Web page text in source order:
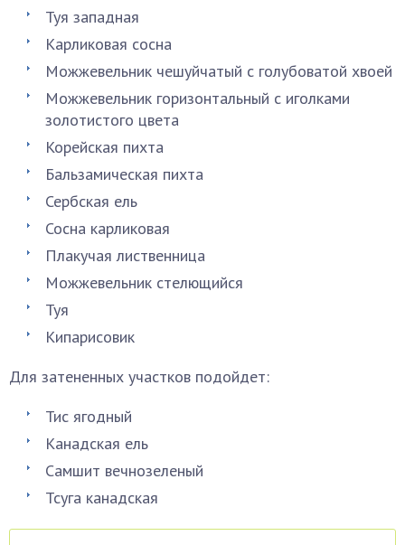
Туя западная
Карликовая сосна
Можжевельник чешуйчатый с голубоватой хвоей
Можжевельник горизонтальный с иголками
золотистого цвета
Корейская пихта
Бальзамическая пихта
Сербская ель
Сосна карликовая
Плакучая лиственница
Можжевельник стелющийся
Туя
Кипарисовик
Для затененных участков подойдет:
Тис ягодный
Канадская ель
Самшит вечнозеленый
Тсуга канадская